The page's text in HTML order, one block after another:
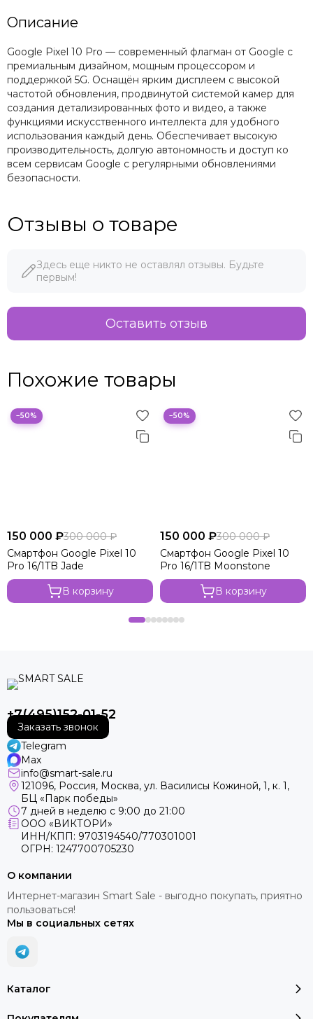
Описание
Google Pixel 10 Pro — современный флагман от Google с
премиальным дизайном, мощным процессором и
поддержкой 5G. Оснащён ярким дисплеем с высокой
частотой обновления, продвинутой системой камер для
создания детализированных фото и видео, а также
функциями искусственного интеллекта для удобного
использования каждый день. Обеспечивает высокую
производительность, долгую автономность и доступ ко
всем сервисам Google с регулярными обновлениями
безопасности.
Отзывы о товаре
Здесь еще никто не оставлял отзывы. Будьте
первым!
Оставить отзыв
Похожие товары
−50%
150 000 ₽300 000 ₽
Смартфон Google Pixel 10
Pro 16/1TB Jade
В корзину
−50%
150 000 ₽300 000 ₽
Смартфон Google Pixel 10
Pro 16/1TB Moonstone
В корзину
+7(495)152-01-52
Заказать звонок
Telegram
Max
info@smart-sale.ru
121096, Россия, Москва, ул. Василисы Кожиной, 1, к. 1,
БЦ «Парк победы»
7 дней в неделю с 9:00 до 21:00
ООО «ВИКТОРИ»
ИНН/КПП: 9703194540/770301001
ОГРН: 1247700705230
Каталог
О компании
Интернет-магазин Smart Sale - выгодно покупать, приятно
пользоваться!
Мы в социальных сетях